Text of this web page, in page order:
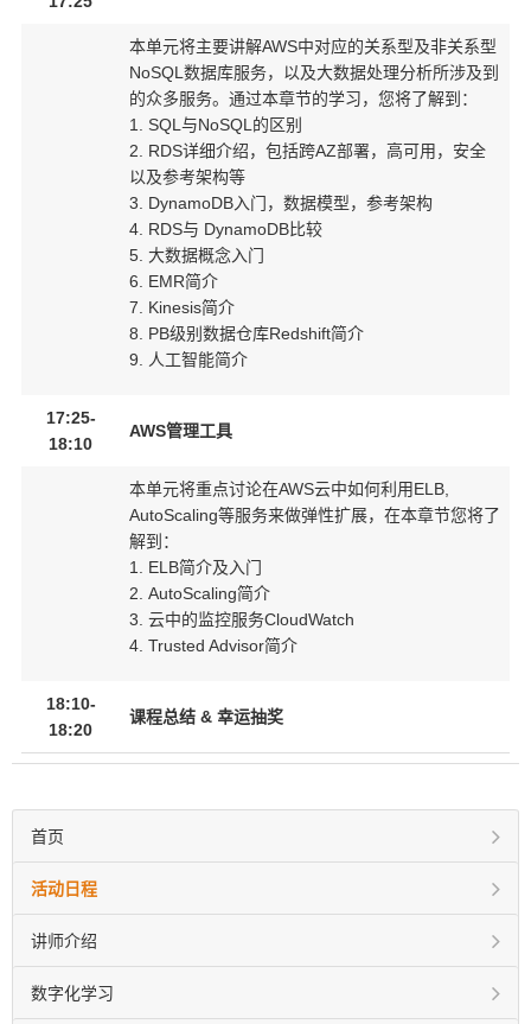
首页
活动日程
讲师介绍
数字化学习
本单元将主要讲解AWS中对应的关系型及非关系型
NoSQL数据库服务，以及大数据处理分析所涉及到
的众多服务。通过本章节的学习，您将了解到：
1. SQL与NoSQL的区别
2. RDS详细介绍，包括跨AZ部署，高可用，安全
以及参考架构等
3. DynamoDB入门，数据模型，参考架构
4. RDS与 DynamoDB比较
5. 大数据概念入门
6. EMR简介
7. Kinesis简介
8. PB级别数据仓库Redshift简介
9. 人工智能简介
17:25-
18:10
AWS管理工具
本单元将重点讨论在AWS云中如何利用ELB,
AutoScaling等服务来做弹性扩展，在本章节您将了
解到：
1. ELB简介及入门
2. AutoScaling简介
3. 云中的监控服务CloudWatch
4. Trusted Advisor简介
18:10-
18:20
课程总结 & 幸运抽奖